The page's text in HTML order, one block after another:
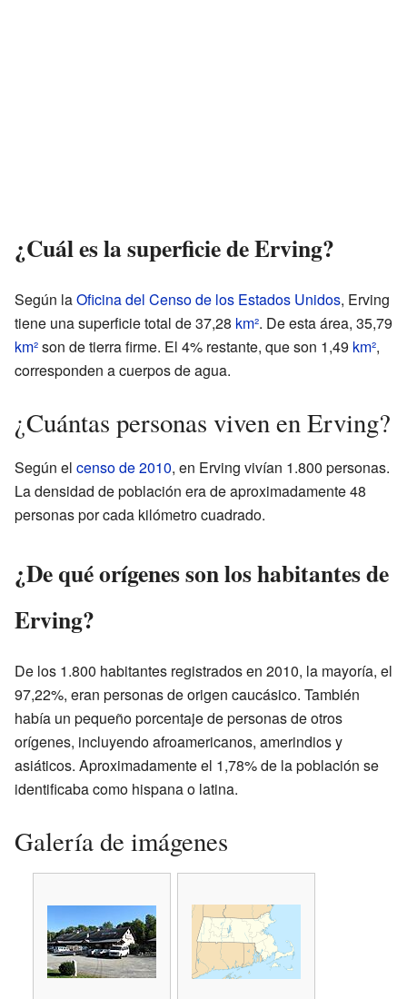
¿Cuál es la superficie de Erving?
Según laOficina del Censo de los Estados Unidos, Erving
tiene una superficie total de 37,28 km². De esta área, 35,79
km²son de tierra firme. El 4% restante, que son 1,49 km²,
corresponden a cuerpos de agua.
¿Cuántas personas viven en Erving?
Según el censo de 2010, en Erving vivían 1.800 personas.
La densidad de población era de aproximadamente 48
personas por cada kilómetro cuadrado.
¿De qué orígenes son los habitantes de
Erving?
De los 1.800 habitantes registrados en 2010, la mayoría, el
97,22%, eran personas de origen caucásico. También
había un pequeño porcentaje de personas de otros
orígenes, incluyendo afroamericanos, amerindios y
asiáticos. Aproximadamente el 1,78% de la población se
identificaba como hispana o latina.
Galería de imágenes